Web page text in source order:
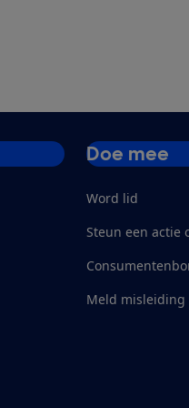
Doe mee
Word lid
Steun een actie
Meld misleiding